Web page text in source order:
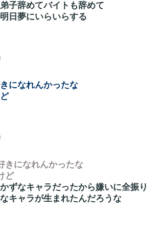
子辞めてバイトも辞めて
日夢にいらいらする
になれんかったな
きになれんかったな
ど
ずなキャラだったから嫌いに全振り
キャラが生まれたんだろうな